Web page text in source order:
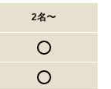
2名〜